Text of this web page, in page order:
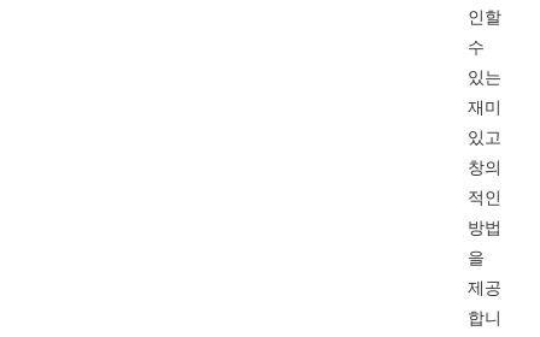
인할
수
있는
재미
있고
창의
적인
방법
을
제공
합니